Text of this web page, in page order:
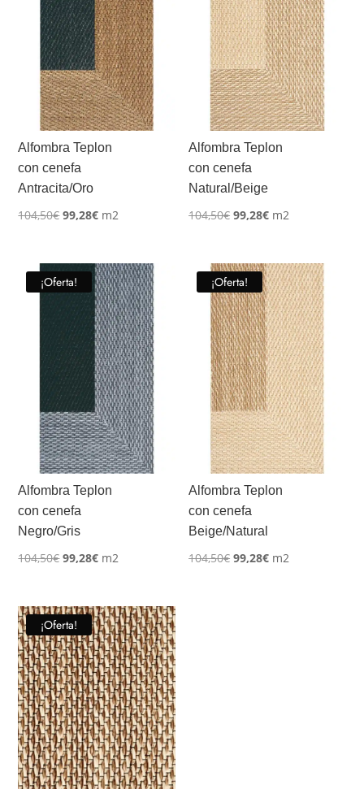
Alfombra Teplon
con cenefa
Antracita/Oro
104,50€El
era:
104,50€.
99,28€El
es:
99,28€.
m2
Alfombra Teplon
con cenefa
Natural/Beige
104,50€ El
era:
104,50€.
99,28€El
es:
99,28€.
m2
¡Oferta!
Alfombra Teplon
con cenefa
Negro/Gris
104,50€El
era:
104,50€.
99,28€El
es:
99,28€.
m2
¡Oferta!
Alfombra Teplon
con cenefa
Beige/Natural
104,50€ El
99,28€Elm2
¡Oferta!